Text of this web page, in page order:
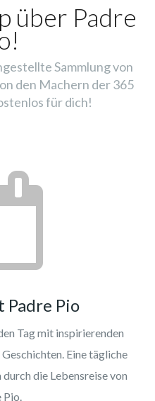
über Padre
Sammlung von
den Machern der 365
für dich!
Padre Pio
Tag mit inspirierenden
Eine tägliche
die Lebensreise von